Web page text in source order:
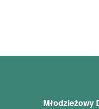
Młodzieżowy